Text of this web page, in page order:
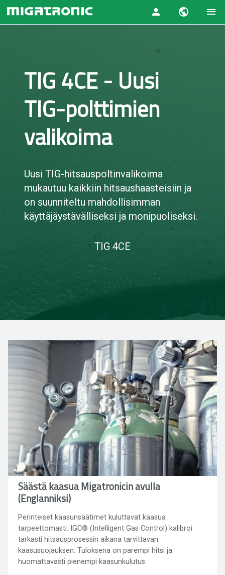
TIG 4CE - Uusi
TIG-polttimien
valikoima
Uusi TIG-hitsauspoltinvalikoima
mukautuu kaikkiin hitsaushaasteisiin ja
on suunniteltu mahdollisimman
käyttäjäystävälliseksi ja monipuoliseksi.
TIG 4CE
Säästä kaasua Migatronicin avulla
(Englanniksi)
Perinteiset kaasunsäätimet kuluttavat kaasua
tarpeettomasti. IGC® (Intelligent Gas Control) kalibroi
tarkasti hitsausprosessin aikana tarvittavan
kaasusuojauksen. Tuloksena on parempi hitsi ja
huomattavasti pienempi kaasunkulutus.